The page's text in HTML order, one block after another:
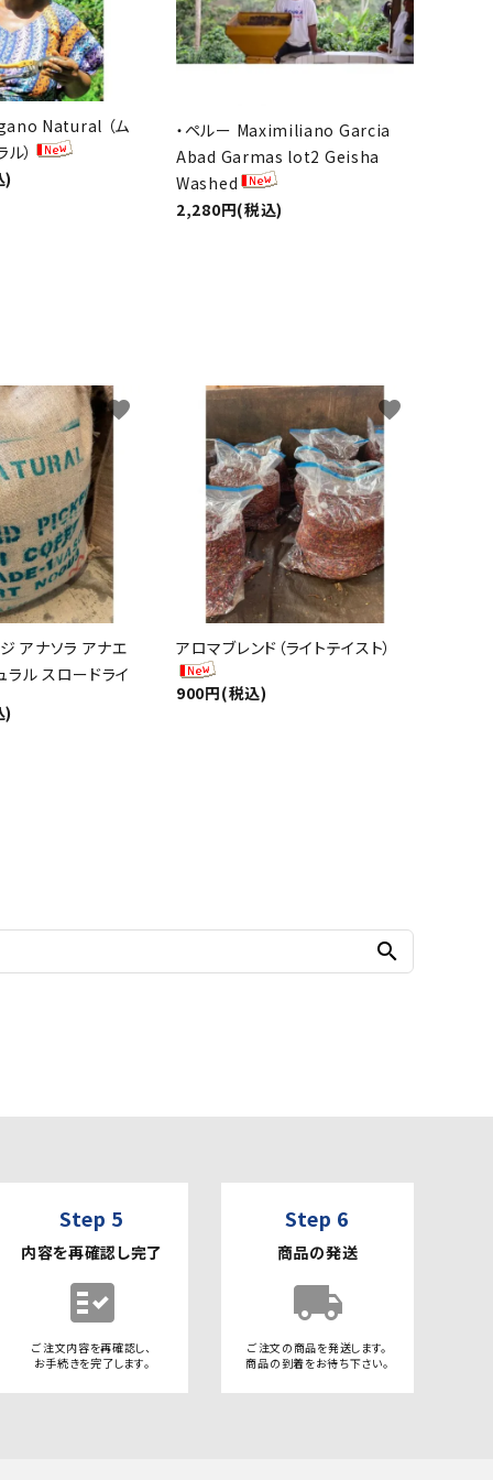
Natural （ム
）
)
・ペルー Maximiliano Garcia
Abad Garmas lot2 Geisha
Washed
2,280円(税込)
アナソラ アナエ
ラル スロードライ
)
favorite
アロマブレンド（ライトテイスト）
900円(税込)
favorite
search
Step 5
内容を再確認し完了
fact_check
ご注文内容を再確認し、
お手続きを完了します。
Step 6
商品の発送
local_shipping
ご注文の商品を発送します。
商品の到着をお待ち下さい。